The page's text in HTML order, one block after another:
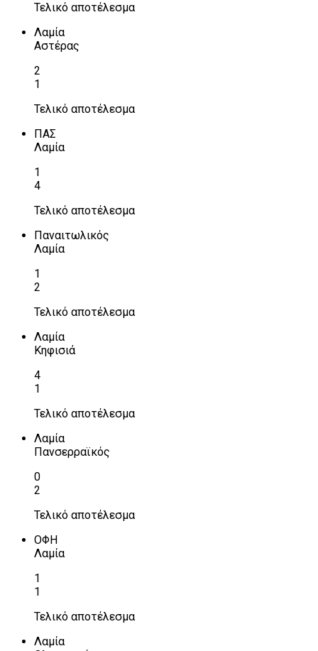
Τελικό αποτέλεσμα
Λαμία
Αστέρας
2
1
Τελικό αποτέλεσμα
ΠΑΣ
Λαμία
1
4
Τελικό αποτέλεσμα
Παναιτωλικός
Λαμία
1
2
Τελικό αποτέλεσμα
Λαμία
Κηφισιά
4
1
Τελικό αποτέλεσμα
Λαμία
Πανσερραϊκός
0
2
Τελικό αποτέλεσμα
ΟΦΗ
Λαμία
1
1
Τελικό αποτέλεσμα
Λαμία